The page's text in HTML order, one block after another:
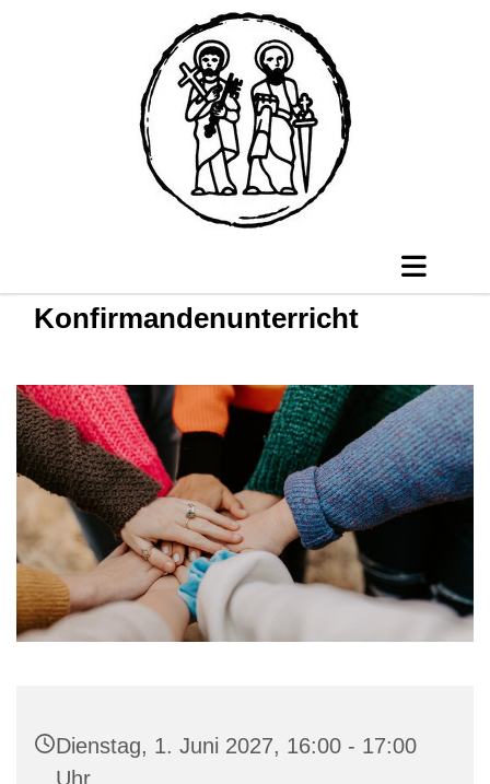
Konfirmandenunterricht
Dienstag, 1. Juni 2027, 16:00 - 17:00
Uhr